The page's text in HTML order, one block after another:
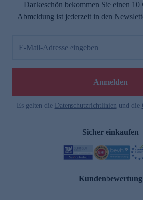
Dankeschön bekommen Sie einen 10
Abmeldung ist jederzeit in den
E-Mail-Adresse eingeben
Anmelden
Es gelten die Datenschutzrichtlinien und die
Sicher einkaufen
Kundenbewertung